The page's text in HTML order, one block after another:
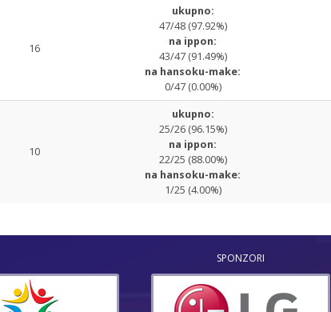
16
ukupno:
47/48 (97.92%)
na ippon:
43/47 (91.49%)
na hansoku-make:
0/47 (0.00%)
10
ukupno:
25/26 (96.15%)
na ippon:
22/25 (88.00%)
na hansoku-make:
1/25 (4.00%)
SPONZORI